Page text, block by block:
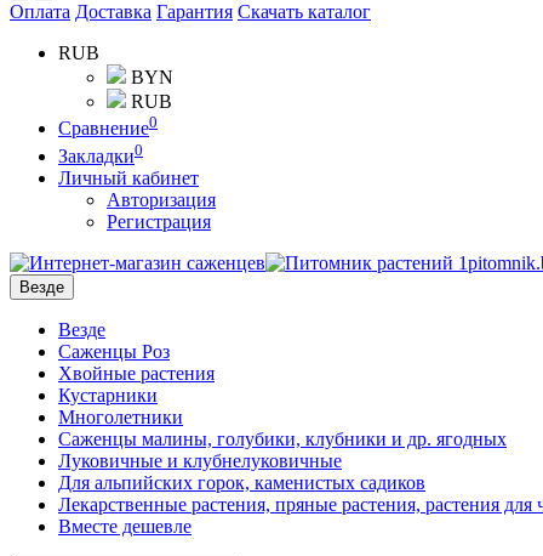
Оплата Доставка Гарантия Скачать каталог
RUB
BYN
RUB
Сравнение0
Закладки0
Личный кабинет
Авторизация
Регистрация
Везде
Везде
Саженцы Роз
Хвойные растения
Кустарники
Многолетники
Саженцы малины, голубики, клубники и др. ягодных
Луковичные и клубнелуковичные
Для альпийских горок, каменистых садиков
Лекарственные растения, пряные растения, растения для
Вместе дешевле